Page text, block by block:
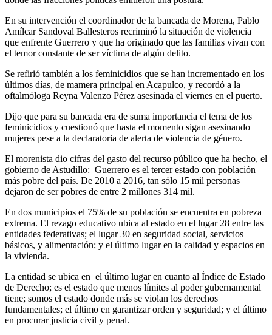
En su intervención el coordinador de la bancada de Morena, Pablo
Amílcar Sandoval Ballesteros recriminó la situación de violencia
que enfrente Guerrero y que ha originado que las familias vivan con
el temor constante de ser víctima de algún delito.
Se refirió también a los feminicidios que se han incrementado en los
últimos días, de mamera principal en Acapulco, y recordó a la
oftalmóloga Reyna Valenzo Pérez asesinada el viernes en el puerto.
Dijo que para su bancada era de suma importancia el tema de los
feminicidios y cuestionó que hasta el momento sigan asesinando
mujeres pese a la declaratoria de alerta de violencia de género.
El morenista dio cifras del gasto del recurso público que ha hecho, el
gobierno de Astudillo: Guerrero es el tercer estado con población
más pobre del país. De 2010 a 2016, tan sólo 15 mil personas
dejaron de ser pobres de entre 2 millones 314 mil.
En dos municipios el 75% de su población se encuentra en pobreza
extrema. El rezago educativo ubica al estado en el lugar 28 entre las
entidades federativas; el lugar 30 en seguridad social, servicios
básicos, y alimentación; y el último lugar en la calidad y espacios en
la vivienda.
La entidad se ubica en el último lugar en cuanto al Índice de Estado
de Derecho; es el estado que menos límites al poder gubernamental
tiene; somos el estado donde más se violan los derechos
fundamentales; el último en garantizar orden y seguridad; y el último
en procurar justicia civil y penal.